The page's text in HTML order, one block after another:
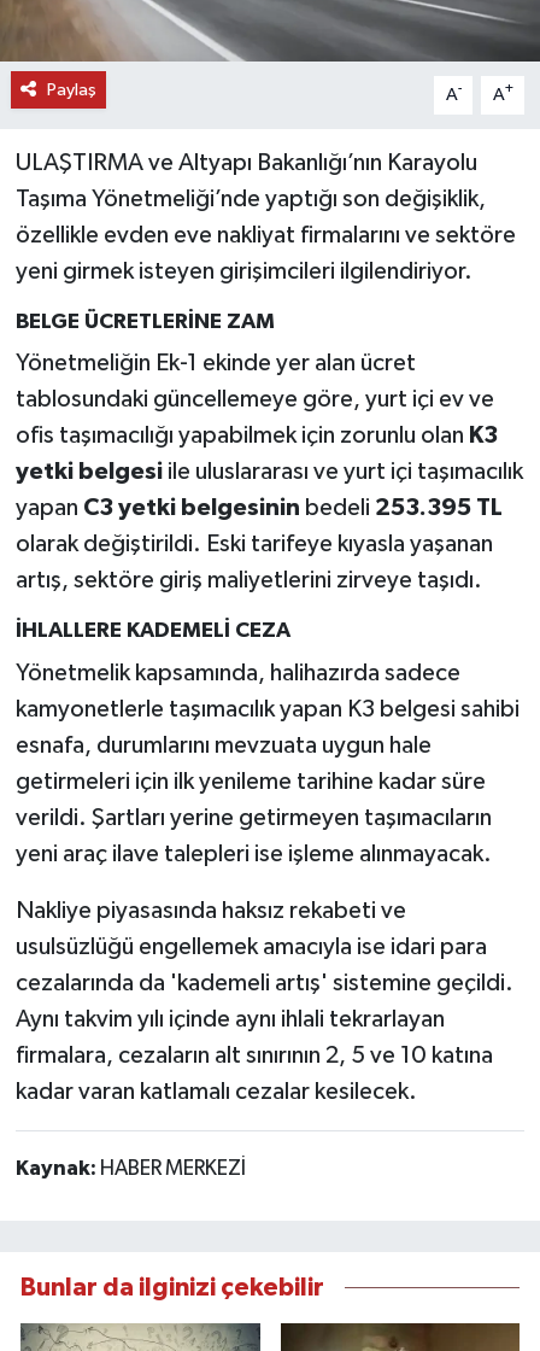
Paylaş A- A+
ULAŞTIRMA ve Altyapı Bakanlığı’nın Karayolu
Taşıma Yönetmeliği’nde yaptığı son değişiklik,
özellikle evden eve nakliyat firmalarını ve sektöre
yeni girmek isteyen girişimcileri ilgilendiriyor.
BELGE ÜCRETLERİNE ZAM
Yönetmeliğin Ek-1 ekinde yer alan ücret
tablosundaki güncellemeye göre, yurt içi ev ve
ofis taşımacılığı yapabilmek için zorunlu olan K3
yetki belgesiile uluslararası ve yurt içi taşımacılık
yapan C3 yetki belgesinin bedeli 253.395 TL
olarak değiştirildi. Eski tarifeye kıyasla yaşanan
artış, sektöre giriş maliyetlerini zirveye taşıdı.
İHLALLERE KADEMELİ CEZA
Yönetmelik kapsamında, halihazırda sadece
kamyonetlerle taşımacılık yapan K3 belgesi sahibi
esnafa, durumlarını mevzuata uygun hale
getirmeleri için ilk yenileme tarihine kadar süre
verildi. Şartları yerine getirmeyen taşımacıların
yeni araç ilave talepleri ise işleme alınmayacak.
Nakliye piyasasında haksız rekabeti ve
usulsüzlüğü engellemek amacıyla ise idari para
cezalarında da 'kademeli artış' sistemine geçildi.
Aynı takvim yılı içinde aynı ihlali tekrarlayan
firmalara, cezaların alt sınırının 2, 5 ve 10 katına
kadar varan katlamalı cezalar kesilecek.
Kaynak: HABER MERKEZİ
Bunlar da ilginizi çekebilir
VİDEO HABERLER
YAZARLAR
MAGAZİN